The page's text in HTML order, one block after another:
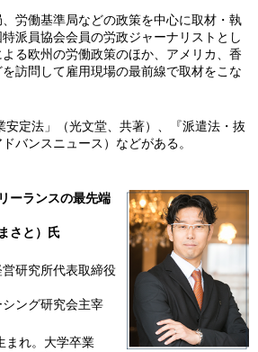
労働基準局などの政策を中心に取材・執
派員協会会員の労政ジャーナリストとし
る欧州の労働政策のほか、アメリカ、香
訪問して雇用現場の最前線で取材をこな
安定法」（光文堂、共著）、『派遣法・抜
バンスニュース）などがある。
ーランスの最先端
さと）氏
研究所代表取締役
ング研究会主宰
まれ。大学卒業